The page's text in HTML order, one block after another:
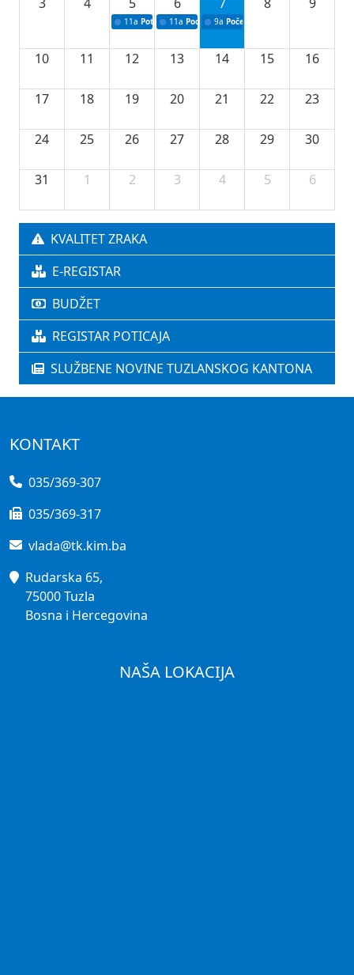
11a Potpisivanje ugovora o stipendijama za
11a Podrška razvoju vodne infrastrukture u
9a Početak izgradnje nove
10 11 12 13 14 15 16
17 18 19 20 21 22 23
24 25 26 27 28 29 30
31 1 2 3 4 5 6
KVALITET ZRAKA
E-REGISTAR
BUDŽET
REGISTAR POTICAJA
SLUŽBENE NOVINE TUZLANSKOG KANTONA
KONTAKT
035/369-307
035/369-317
vlada@tk.kim.ba
Rudarska 65,
75000 Tuzla
Bosna i Hercegovina
NAŠA LOKACIJA